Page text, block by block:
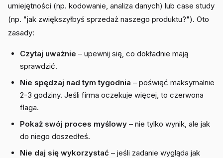
umiejętności (np. kodowanie, analiza danych) lub case study
(np. "jak zwiększyłbyś sprzedaż naszego produktu?"). Oto
zasady:
Czytaj uważnie – upewnij się, co dokładnie mają
sprawdzić.
Nie spędzaj nad tym tygodnia – poświęć maksymalnie
2-3 godziny. Jeśli firma oczekuje więcej, to czerwona
flaga.
Pokaż swój proces myślowy – nie tylko wynik, ale jak
do niego doszedłeś.
Nie daj się wykorzystać – jeśli zadanie wygląda jak